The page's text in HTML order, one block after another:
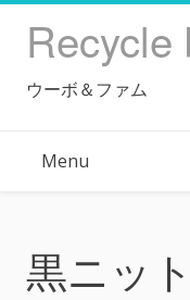
ウーボ＆ファム
Menu
黒ニッ